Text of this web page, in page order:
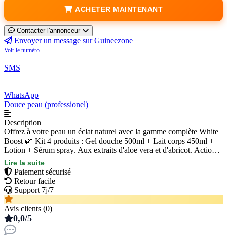
ACHETER MAINTENANT
Contacter l'annonceur
Envoyer un message sur Guineezone
Voir le numéro
SMS
WhatsApp
Douce peau (professionel)
Description
Offrez à votre peau un éclat naturel avec la gamme complète White
Boost 🌿 Kit 4 produits : Gel douche 500ml + Lait corps 450ml +
Lotion + Sérum spray. Aux extraits d'aloe vera et d'abricot. Action
rapide et visible ! 💫 Prix :95000 GNF — Livraison Conakry
disponible 📦* WhatsApp :+224660665079
Lire la suite
Paiement sécurisé
Retour facile
Support 7j/7
Avis clients (0)
0,0/5